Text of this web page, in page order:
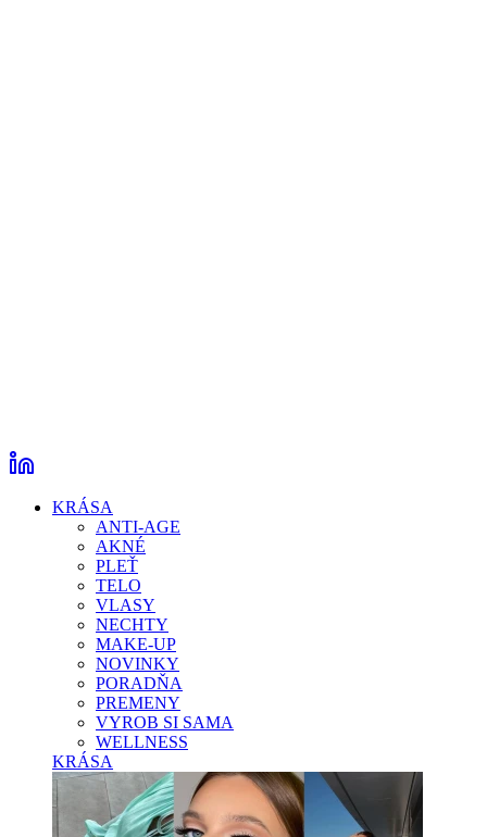
KRÁSA
ANTI-AGE
AKNÉ
PLEŤ
TELO
VLASY
NECHTY
MAKE-UP
NOVINKY
PORADŇA
PREMENY
VYROB SI SAMA
WELLNESS
KRÁSA